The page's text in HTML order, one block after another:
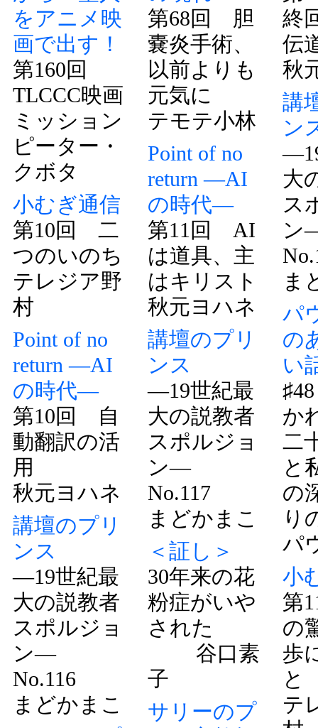
をアニメ映
画で出す！
第160回
TLCCC映画
ミッション
ピーター・
クボタ
小むぎ通信
第10回 二
つのいのち
テレジア野
村
Point of no
return ―AI
の時代―
第10回 自
動翻訳の活
用
秋元ヨハネ
講壇のプリ
ンス
―19世紀最
大の説教者
スポルジョ
ン―
No.116
まどかまこ
第68回 胆
嚢炎手術、
以前よりも
元気に
テモテ小林
Point of no
return ―AI
の時代―
第11回 AI
は道具、主
はキリスト
秋元ヨハネ
講壇のプリ
ンス
―19世紀最
大の説教者
スポルジョ
ン―
No.117
まどかまこ
＜証し＞
30年来の花
粉症がいや
された
谷口素
子
サリーのプ
終
伝
秋
講
ン
大
ス
ま
パ
の
い
か
二
と
の
り
パ
小
第
の
歩
と
テ